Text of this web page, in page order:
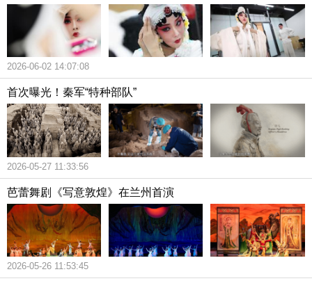
2026-06-02 14:07:08
首次曝光！秦军“特种部队”
2026-05-27 11:33:56
芭蕾舞剧《写意敦煌》在兰州首演
2026-05-26 11:53:45